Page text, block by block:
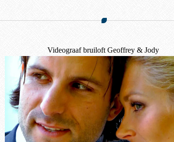
Videograaf bruiloft Geoffrey & Jody